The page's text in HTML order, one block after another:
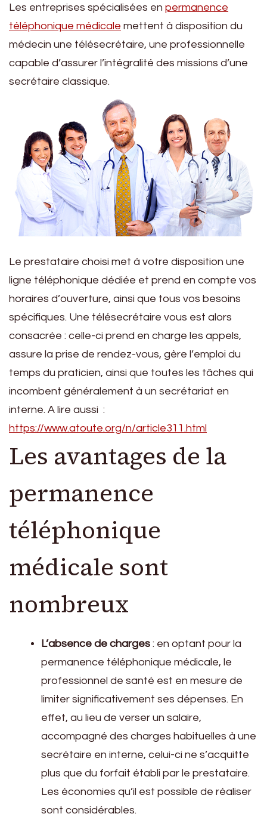
Les entreprises spécialisées en permanence
téléphonique médicale mettent à disposition du
médecin une télésecrétaire, une professionnelle
capable d’assurer l’intégralité des missions d’une
secrétaire classique.
Le prestataire choisi met à votre disposition une
ligne téléphonique dédiée et prend en compte vos
horaires d’ouverture, ainsi que tous vos besoins
spécifiques. Une télésecrétaire vous est alors
consacrée : celle-ci prend en charge les appels,
assure la prise de rendez-vous, gère l’emploi du
temps du praticien, ainsi que toutes les tâches qui
incombent généralement à un secrétariat en
interne. A lire aussi :
https://www.atoute.org/n/article311.html
Les avantages de la
permanence
téléphonique
médicale sont
nombreux
L’absence de charges : en optant pour la
permanence téléphonique médicale, le
professionnel de santé est en mesure de
limiter significativement ses dépenses. En
effet, au lieu de verser un salaire,
accompagné des charges habituelles à une
secrétaire en interne, celui-ci ne s’acquitte
plus que du forfait établi par le prestataire.
Les économies qu’il est possible de réaliser
sont considérables.